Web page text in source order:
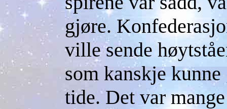
gjøre.
ville sende
som kanskje
tide. Det var